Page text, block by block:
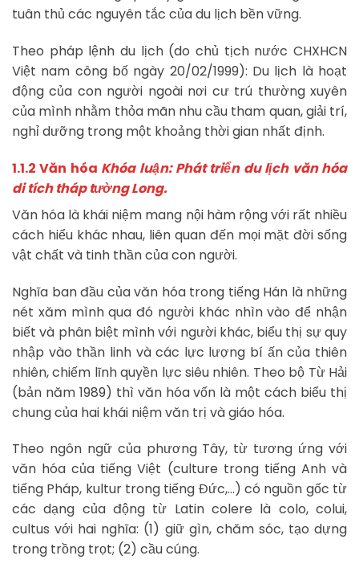
tuân thủ các nguyên tắc của du lịch bền vững.
Theo pháp lệnh du lịch (do chủ tịch nước CHXHCN
Việt nam công bố ngày 20/02/1999): Du lịch là hoạt
động của con người ngoài nơi cư trú thường xuyên
của mình nhằm thỏa mãn nhu cầu tham quan, giải trí,
nghỉ dưỡng trong một khoảng thời gian nhất định.
1.1.2 Văn hóa Khóa luận: Phát triển du lịch văn hóa
di tích tháp tường Long.
Văn hóa là khái niệm mang nội hàm rộng với rất nhiều
cách hiểu khác nhau, liên quan đến mọi mặt đời sống
vật chất và tinh thần của con người.
Nghĩa ban đầu của văn hóa trong tiếng Hán là những
nét xăm mình qua đó người khác nhìn vào để nhận
biết và phân biệt mình với người khác, biểu thị sự quy
nhập vào thần linh và các lực lượng bí ấn của thiên
nhiên, chiếm lĩnh quyền lực siêu nhiên. Theo bộ Từ Hải
(bản năm 1989) thì văn hóa vốn là một cách biểu thị
chung của hai khái niệm văn trị và giáo hóa.
Theo ngôn ngữ của phương Tây, từ tương ứng với
văn hóa của tiếng Việt (culture trong tiếng Anh và
tiếng Pháp, kultur trong tiếng Đức,…) có nguồn gốc từ
các dạng của động từ Latin colere là colo, colui,
cultus với hai nghĩa: (1) giữ gìn, chăm sóc, tạo dựng
trong trồng trọt; (2) cầu cúng.